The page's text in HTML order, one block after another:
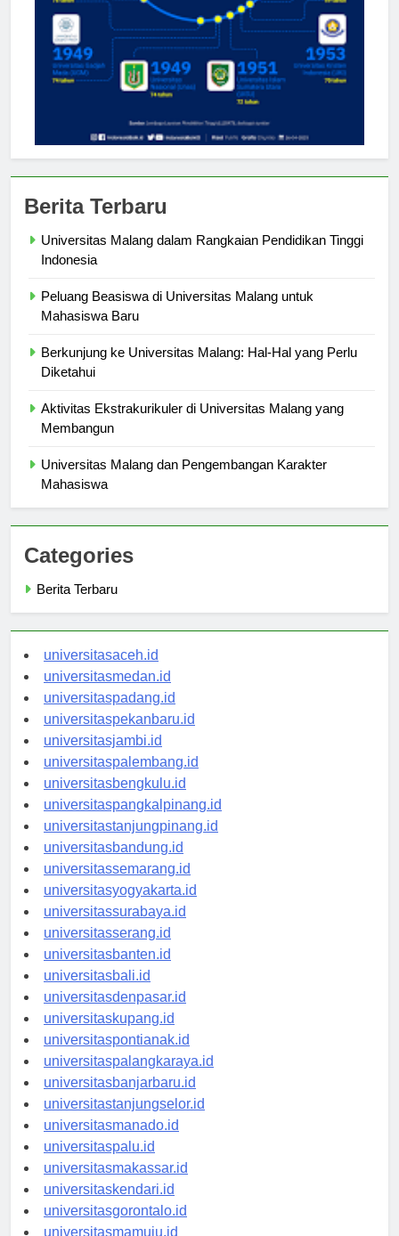
Universitas Malang dalam Rangkaian Pendidikan Tinggi
Peluang Beasiswa di Universitas Malang untuk
Berkunjung ke Universitas Malang: Hal-Hal yang Perlu
Aktivitas Ekstrakurikuler di Universitas Malang yang
Universitas Malang dan Pengembangan Karakter
Categories
universitasaceh.id
universitasmedan.id
universitaspadang.id
universitaspekanbaru.id
universitasjambi.id
universitaspalembang.id
universitasbengkulu.id
universitaspangkalpinang.id
universitastanjungpinang.id
universitasbandung.id
universitassemarang.id
universitasyogyakarta.id
universitassurabaya.id
universitasserang.id
universitasbanten.id
universitasbali.id
universitasdenpasar.id
universitaskupang.id
universitaspontianak.id
universitaspalangkaraya.id
universitasbanjarbaru.id
universitastanjungselor.id
universitasmanado.id
universitaspalu.id
universitasmakassar.id
universitaskendari.id
universitasgorontalo.id